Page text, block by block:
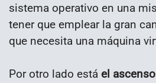
sistema operativo en una
tener que emplear la gran
que necesita una máquina
Por otro lado está el